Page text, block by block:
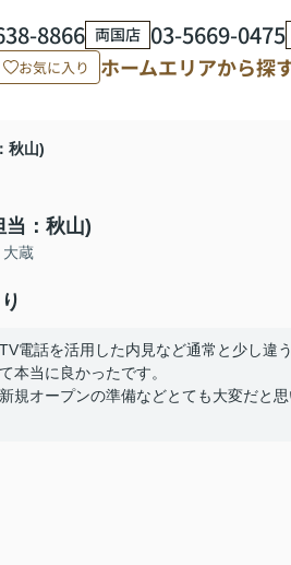
8866 両国店 03-5669-0475
お気に入り ホームエリアから探
秋山)
当：秋山)
大蔵
TV電話を活用した内見など通常と少し違
て本当に良かったです。
新規オープンの準備などとても大変だと